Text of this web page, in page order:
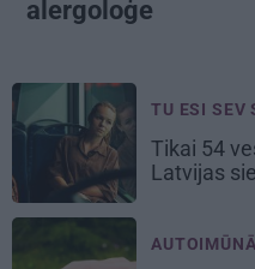
alergoloģe
TU ESI SEV
Tikai 54
Latvijas